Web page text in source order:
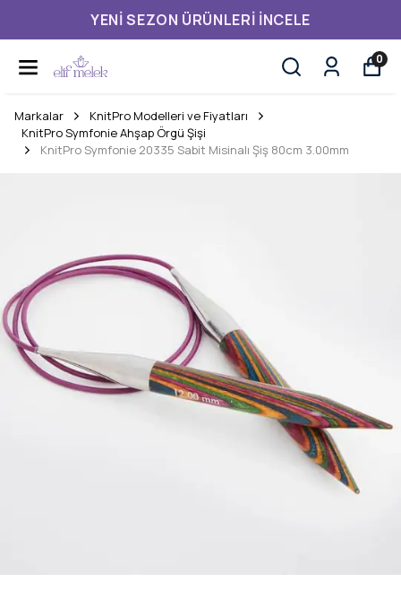
YENI SEZON ÜRÜNLERI İNCELE
0
Markalar
KnitPro Modelleri ve Fiyatları
KnitPro Symfonie Ahşap Örgü Şişi
KnitPro Symfonie 20335 Sabit Misinalı Şiş 80cm 3.00mm